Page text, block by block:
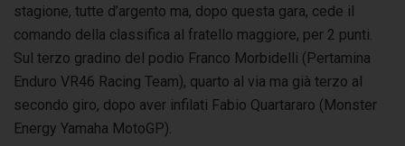
stagione, tutte d’argento ma, dopo questa gara, cede il
comando della classifica al fratello maggiore, per 2 punti.
Sul terzo gradino del podio Franco Morbidelli (Pertamina
Enduro VR46 Racing Team), quarto al via ma già terzo al
secondo giro, dopo aver infilati Fabio Quartararo (Monster
Energy Yamaha MotoGP).